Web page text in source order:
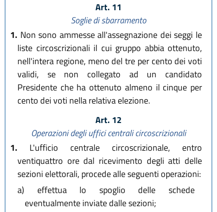
Art. 11
Soglie di sbarramento
1. Non sono ammesse all'assegnazione dei seggi le
liste circoscrizionali il cui gruppo abbia ottenuto,
nell'intera regione, meno del tre per cento dei voti
validi, se non collegato ad un candidato
Presidente che ha ottenuto almeno il cinque per
cento dei voti nella relativa elezione.
Art. 12
Operazioni degli uffici centrali circoscrizionali
1. L'ufficio centrale circoscrizionale, entro
ventiquattro ore dal ricevimento degli atti delle
sezioni elettorali, procede alle seguenti operazioni:
a) effettua lo spoglio delle schede
eventualmente inviate dalle sezioni;